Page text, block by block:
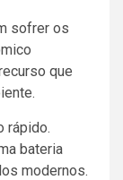
sofrer os
que
rápido.
bateria
modernos.